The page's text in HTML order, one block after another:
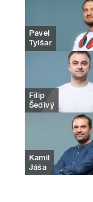
Pavel
Tylšar
Filip
Šedivý
Kamil
Jáša